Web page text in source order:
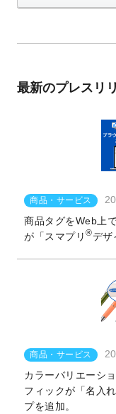
最新のプレスリ
商品・サービス
商品タグをWeb上
が「スマプリ ®デザ
商品・サービス
カラーバリエーシ
フィックが「名入
プを追加。